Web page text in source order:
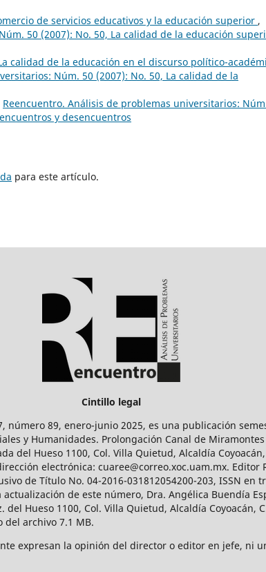
de servicios educativos y la educación superior ,
50 (2007): No. 50, La calidad de la educación
calidad de la educación en el discurso político-
Núm. 50 (2007): No. 50, La calidad de la
Reencuentro. Análisis de problemas universitarios:
y desencuentros
para este artículo.
Cintillo legal
número 89, enero-junio 2025, es una publicación
y Humanidades. Prolongación Canal de Miramontes
del Hueso 1100, Col. Villa Quietud, Alcaldía
electrónica: cuaree@correo.xoc.uam.mx. Editor
de Título No. 04-2016-031812054200-203, ISSN
de este número, Dra. Angélica Buendía
Hueso 1100, Col. Villa Quietud, Alcaldía Coyoacán,
del archivo 7.1 MB.
expresan la opinión del director o editor en jefe, ni